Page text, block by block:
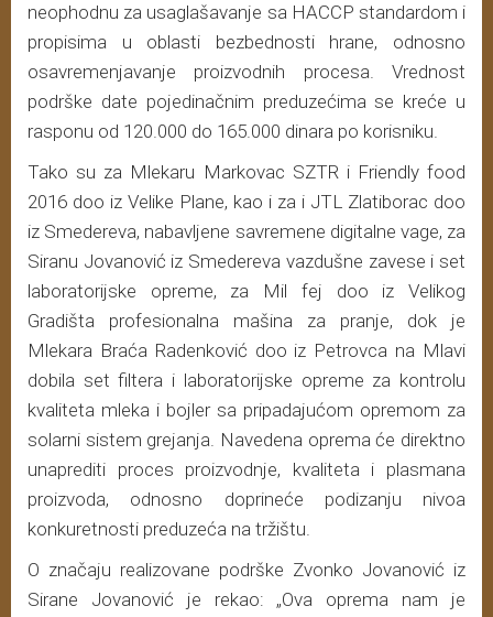
neophodnu za usaglašavanje sa HACCP standardom i
propisima u oblasti bezbednosti hrane, odnosno
osavremenjavanje proizvodnih procesa. Vrednost
podrške date pojedinačnim preduzećima se kreće u
rasponu od 120.000 do 165.000 dinara po korisniku.
Tako su za Mlekaru Markovac SZTR i Friendly food
2016 doo iz Velike Plane, kao i za i JTL Zlatiborac doo
iz Smedereva, nabavljene savremene digitalne vage, za
Siranu Jovanović iz Smedereva vazdušne zavese i set
laboratorijske opreme, za Mil fej doo iz Velikog
Gradišta profesionalna mašina za pranje, dok je
Mlekara Braća Radenković doo iz Petrovca na Mlavi
dobila set filtera i laboratorijske opreme za kontrolu
kvaliteta mleka i bojler sa pripadajućom opremom za
solarni sistem grejanja. Navedena oprema će direktno
unaprediti proces proizvodnje, kvaliteta i plasmana
proizvoda, odnosno doprineće podizanju nivoa
konkuretnosti preduzeća na tržištu.
O značaju realizovane podrške Zvonko Jovanović iz
Sirane Jovanović je rekao: „Ova oprema nam je